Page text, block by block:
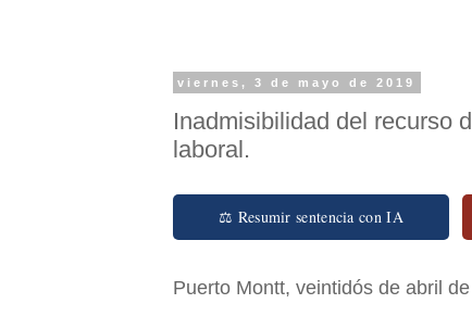
viernes, 3 de mayo de 2019
Inadmisibilidad del recurso
laboral.
⚖ Resumir sentencia con IA
Puerto Montt, veintidós de abril